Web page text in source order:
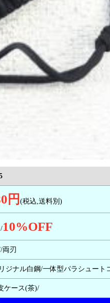
円 (税込,送料別)
/10%OFF
両刃
ジナル白鋼/一体型パラシュート
ケース(茶)/